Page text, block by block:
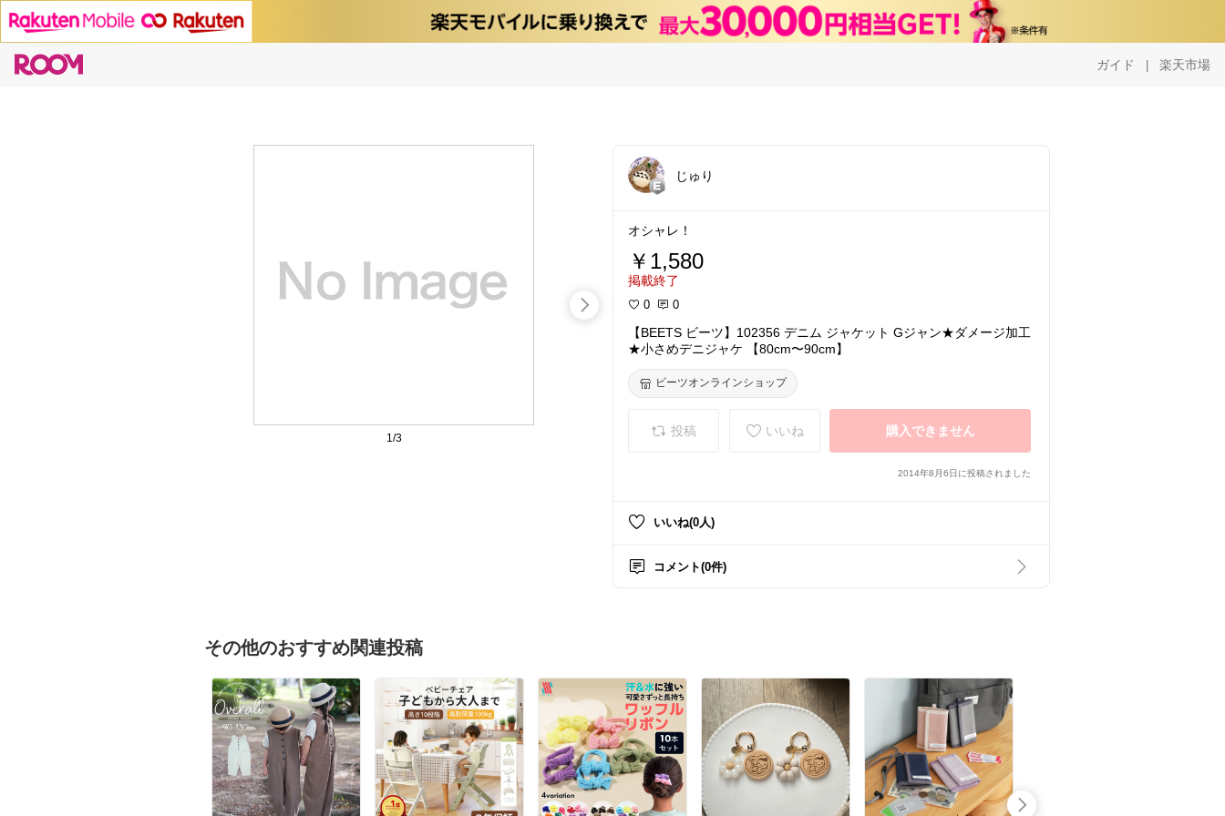
ガイド | 楽天市場
1/3
じゅり
オシャレ！
￥1,580
掲載終了
0 0
【BEETS ビーツ】102356 デニム ジャケット Gジャン★ダメージ加工
★小さめデニジャケ 【80cm〜90cm】
ビーツオンラインショップ
投稿 いいね 購入できません
2014年8月6日に投稿されました
いいね(0人)
コメント(0件)
その他のおすすめ関連投稿